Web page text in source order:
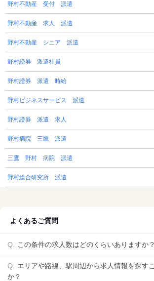
野村不動産 受付 派遣
野村不動産 求人 派遣
野村不動産 シニア 派遣
野村證券 派遣社員
野村證券 派遣 時給
野村ビジネスサービス 派遣
野村證券 派遣 求人
野村病院 三鷹 派遣
三鷹 野村 病院 派遣
野村総合研究所 派遣
よくあるご質問
この条件の求人数はどのくらいありますか？
エリアや路線、駅周辺から求人情報を探す
か？